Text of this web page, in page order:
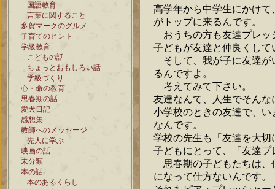
国語教育
言葉に関すること
多賀マークのグルメ
子育てのヒント
学級教育
こどもの話
ちょっとおもしろい話
学級づくり
心・命の教育
思春期の話
愛犬日記
感想集
教師へのメッセージ
先人に学ぶ
映画の話
未分類
本の話
本のあるくらし
高学年から中学生にかけ
がトップに来るんです。
おうちの方も友達プレッ
子どもが友達と仲良くし
そして、我が子に友達が
るんですよ。
考えてみて下さい。
友達なんて、人生でそん
小学校のときの友達で、
なんです。
学校の先生も「友達を大
子どもにとって、「友達
思春期の子どもたちは、
になって仕方ないんです。